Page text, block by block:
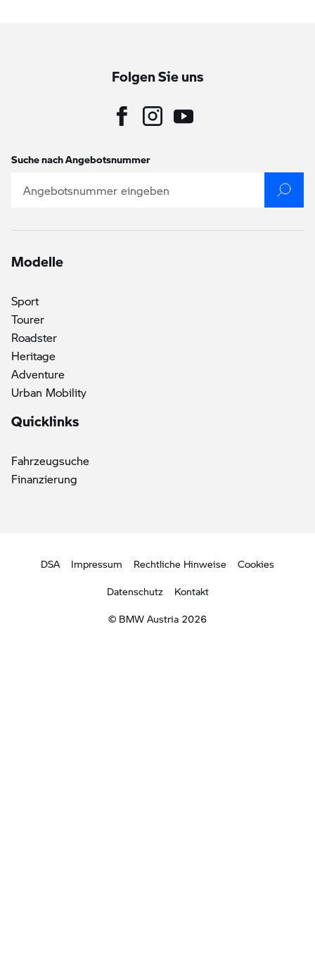
Folgen Sie uns
Suche nach Angebotsnummer
Modelle
Sport
Tourer
Roadster
Heritage
Adventure
Urban Mobility
Quicklinks
Fahrzeugsuche
Finanzierung
DSA Impressum Rechtliche Hinweise
Cookies
Datenschutz
Kontakt
© BMW Austria 2026